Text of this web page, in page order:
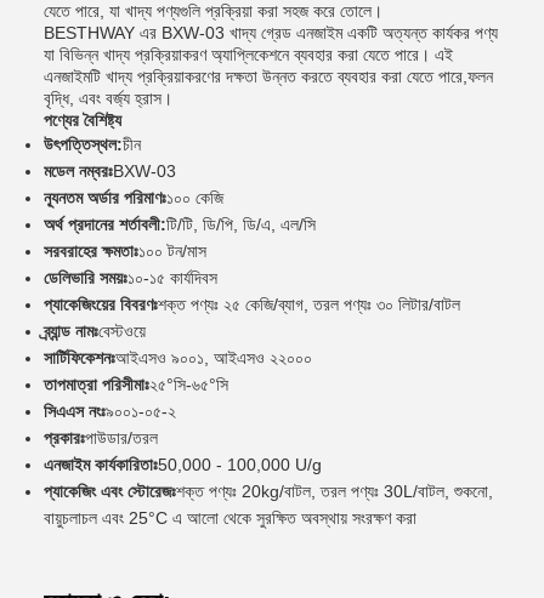
যেতে পারে, যা খাদ্য পণ্যগুলি প্রক্রিয়া করা সহজ করে তোলে।
BESTHWAY এর BXW-03 খাদ্য গ্রেড এনজাইম একটি অত্যন্ত কার্যকর পণ্য
যা বিভিন্ন খাদ্য প্রক্রিয়াকরণ অ্যাপ্লিকেশনে ব্যবহার করা যেতে পারে। এই
এনজাইমটি খাদ্য প্রক্রিয়াকরণের দক্ষতা উন্নত করতে ব্যবহার করা যেতে পারে,ফলন
বৃদ্ধি, এবং বর্জ্য হ্রাস।
পণ্যের বৈশিষ্ট্য
উৎপত্তিস্থল:চীন
মডেল নম্বরঃBXW-03
ন্যূনতম অর্ডার পরিমাণঃ১০০ কেজি
অর্থ প্রদানের শর্তাবলী:টি/টি, ডি/পি, ডি/এ, এল/সি
সরবরাহের ক্ষমতাঃ১০০ টন/মাস
ডেলিভারি সময়ঃ১০-১৫ কার্যদিবস
প্যাকেজিংয়ের বিবরণঃশক্ত পণ্যঃ ২৫ কেজি/ব্যাগ, তরল পণ্যঃ ৩০ লিটার/বাটল
ব্র্যান্ড নামঃবেস্টওয়ে
সার্টিফিকেশনঃআইএসও ৯০০১, আইএসও ২২০০০
তাপমাত্রা পরিসীমাঃ২৫°সি-৬৫°সি
সিএএস নংঃ৯০০১-০৫-২
প্রকারঃপাউডার/তরল
এনজাইম কার্যকারিতাঃ50,000 - 100,000 U/g
প্যাকেজিং এবং স্টোরেজঃশক্ত পণ্যঃ 20kg/বাটল, তরল পণ্যঃ 30L/বাটল, শুকনো,
বায়ুচলাচল এবং 25°C এ আলো থেকে সুরক্ষিত অবস্থায় সংরক্ষণ করা